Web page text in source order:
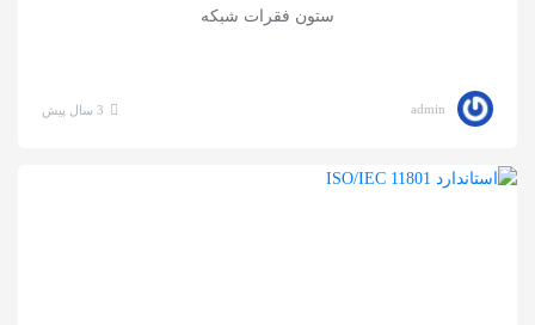
ستون فقرات شبکه
admin 3 سال پیش